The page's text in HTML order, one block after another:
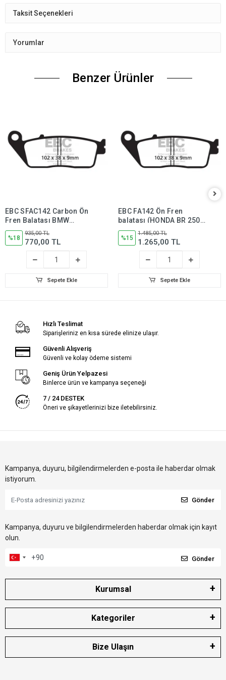
Taksit Seçenekleri
Yorumlar
Benzer Ürünler
EBC SFAC142 Carbon Ön
Fren Balatası BMW
C600/C650GT, Kawasaki
J300, Kymco Xciting 250
%18
935,00 TL
770,00 TL
Sepete Ekle
EBC FA142 Ön Fren
balatası (HONDA BR 250,
SUZUKİ GW250 Inazuma)
%15
1.485,00 TL
1.265,00 TL
Sepete Ekle
Hızlı Teslimat
Siparişleriniz en kısa sürede elinize ulaşır.
Güvenli Alışveriş
Güvenli ve kolay ödeme sistemi
Geniş Ürün Yelpazesi
Binlerce ürün ve kampanya seçeneği
7 / 24 DESTEK
Öneri ve şikayetlerinizi bize iletebilirsiniz.
Kampanya, duyuru, bilgilendirmelerden e-posta ile haberdar olmak
istiyorum.
Gönder
Kampanya, duyuru ve bilgilendirmelerden haberdar olmak için kayıt
olun.
Gönder
Kurumsal
Kategoriler
Bize Ulaşın